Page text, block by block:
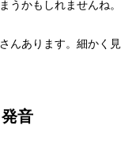
うかもしれませんね。
んあります。細かく見
音